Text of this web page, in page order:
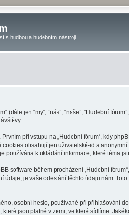
s hudbou a hudebními nástroji.
jen “my”, “nás”, “naše”, “Hudební
při vstupu na „Hudební fórum“, kdy
obsahují jen uživatelské-id a
používána k ukládání informace, které téma
software během procházení „Hudební
údaje, je vaše odeslání těchto údajů nám.
osobní heslo, používané při přihlašování
jsou platné v zemi, ve které sídlíme.